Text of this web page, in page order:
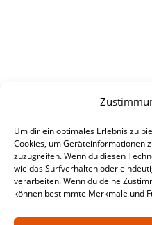
Um dir ein optimales Erlebnis zu
Cookies, um Geräteinformationen
zuzugreifen. Wenn du diesen
wie das Surfverhalten oder
verarbeiten. Wenn du deine
können bestimmte Merkmale und